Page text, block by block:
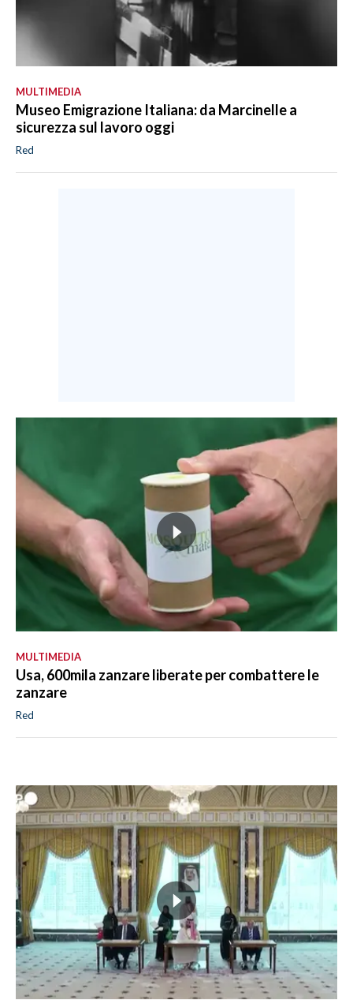
MULTIMEDIA
Museo Emigrazione Italiana: da Marcinelle a
sicurezza sul lavoro oggi
Red
MULTIMEDIA
Usa, 600mila zanzare liberate per combattere le
zanzare
Red